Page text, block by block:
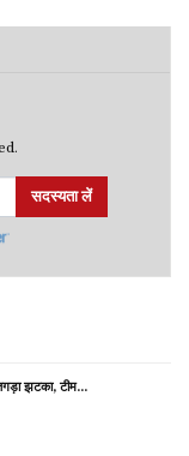
सदस्यता लें
झटका, टीम…